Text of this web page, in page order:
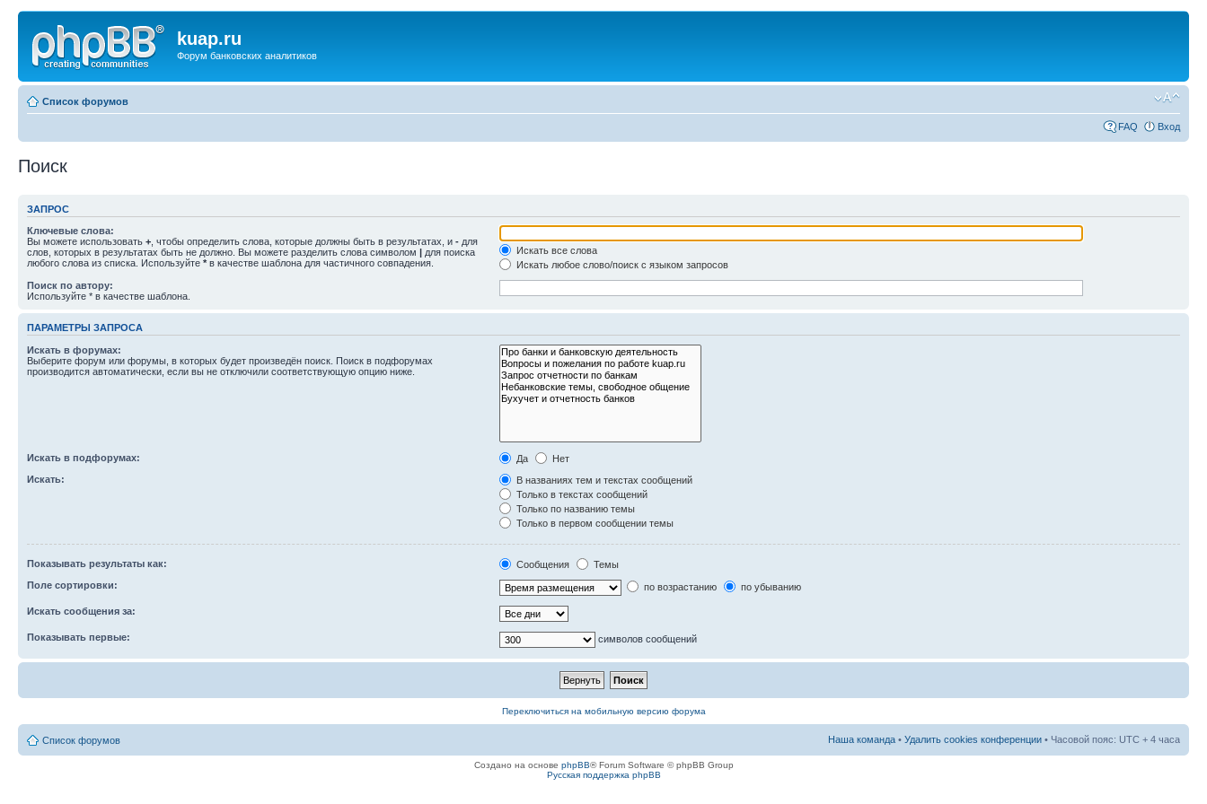
kuap.ru
Форум банковских аналитиков
Список форумов
FAQ Вход
Поиск
ЗАПРОС
Ключевые слова:
Вы можете использовать + , чтобы определить слова, которые должны быть в результатах, и - для
слов, которых в результатах быть не должно. Вы можете разделить слова символом | для поиска
любого слова из списка. Используйте * в качестве шаблона для частичного совпадения.
Искать все слова
Искать любое слово/поиск с языком запросов
Поиск по автору:
Используйте * в качестве шаблона.
ПАРАМЕТРЫ ЗАПРОСА
Искать в форумах:
Выберите форум или форумы, в которых будет произведён поиск. Поиск в подфорумах
производится автоматически, если вы не отключили соответствующую опцию ниже.
Искать в подфорумах: Да
Нет
Искать:
В названиях тем и текстах сообщений
Только в текстах сообщений
Только по названию темы
Только в первом сообщении темы
Показывать результаты как: Сообщения
Темы
Поле сортировки:
по возрастанию по убыванию
Искать сообщения за:
Показывать первые: символов сообщений
Переключиться на мобильную версию форума
Список форумов Наша команда • Удалить cookies конференции • Часовой пояс: UTC + 4 часа
Создано на основе phpBB® Forum Software © phpBB Group
Русская поддержка phpBB